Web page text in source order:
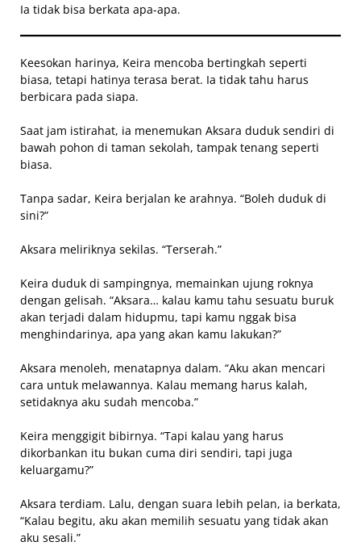
Ia tidak bisa berkata apa-apa.
Keesokan harinya, Keira mencoba bertingkah seperti
biasa, tetapi hatinya terasa berat. Ia tidak tahu harus
berbicara pada siapa.
Saat jam istirahat, ia menemukan Aksara duduk sendiri di
bawah pohon di taman sekolah, tampak tenang seperti
biasa.
Tanpa sadar, Keira berjalan ke arahnya. “Boleh duduk di
sini?”
Aksara meliriknya sekilas. “Terserah.”
Keira duduk di sampingnya, memainkan ujung roknya
dengan gelisah. “Aksara… kalau kamu tahu sesuatu buruk
akan terjadi dalam hidupmu, tapi kamu nggak bisa
menghindarinya, apa yang akan kamu lakukan?”
Aksara menoleh, menatapnya dalam. “Aku akan mencari
cara untuk melawannya. Kalau memang harus kalah,
setidaknya aku sudah mencoba.”
Keira menggigit bibirnya. “Tapi kalau yang harus
dikorbankan itu bukan cuma diri sendiri, tapi juga
keluargamu?”
Aksara terdiam. Lalu, dengan suara lebih pelan, ia berkata,
“Kalau begitu, aku akan memilih sesuatu yang tidak akan
aku sesali.”